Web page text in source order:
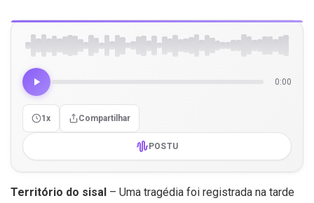
0:00
1x Compartilhar
POSTU
Território do sisal – Uma tragédia foi registrada na tarde